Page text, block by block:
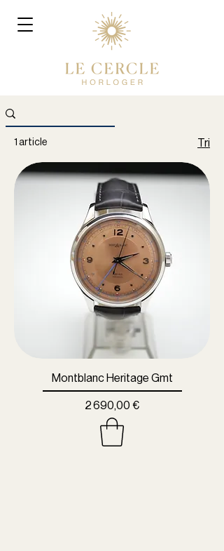
1 article Tri
Montblanc Heritage Gmt
Prix
2 690,00 €